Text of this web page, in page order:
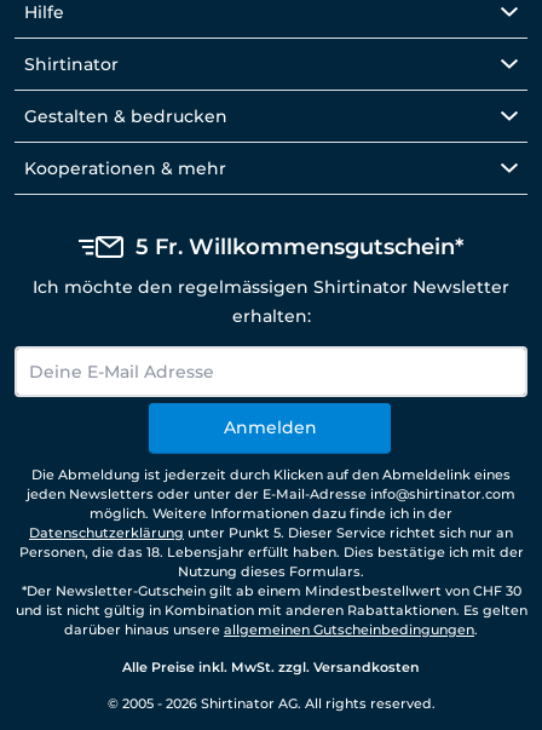
Hilfe
Shirtinator
Gestalten & bedrucken
Kooperationen & mehr
5 Fr. Willkommensgutschein*
Ich möchte den regelmässigen Shirtinator Newsletter
erhalten:
Anmelden
Die Abmeldung ist jederzeit durch Klicken auf den Abmeldelink eines
jeden Newsletters oder unter der E-Mail-Adresse info@shirtinator.com
möglich. Weitere Informationen dazu finde ich in der
Datenschutzerklärung unter Punkt 5. Dieser Service richtet sich nur an
Personen, die das 18. Lebensjahr erfüllt haben. Dies bestätige ich mit der
Nutzung dieses Formulars.
*Der Newsletter-Gutschein gilt ab einem Mindestbestellwert von CHF 30
und ist nicht gültig in Kombination mit anderen Rabattaktionen. Es gelten
darüber hinaus unsere allgemeinen Gutscheinbedingungen.
Alle Preise inkl. MwSt. zzgl. Versandkosten
© 2005 - 2026 Shirtinator AG. All rights reserved.